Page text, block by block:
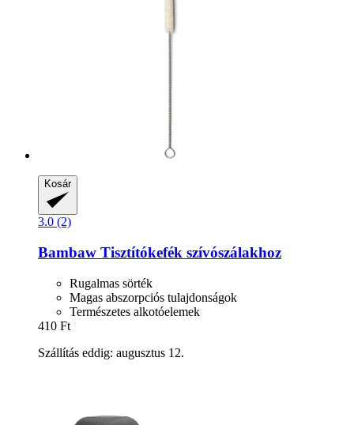
Kosár
3.0 (2)
Bambaw Tisztítókefék szívószálakhoz
Rugalmas sörték
Magas abszorpciós tulajdonságok
Természetes alkotóelemek
410 Ft
Szállítás eddig: augusztus 12.